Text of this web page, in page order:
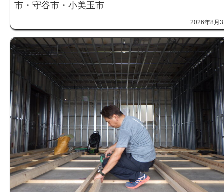
市・守谷市・小美玉市
2026年8月